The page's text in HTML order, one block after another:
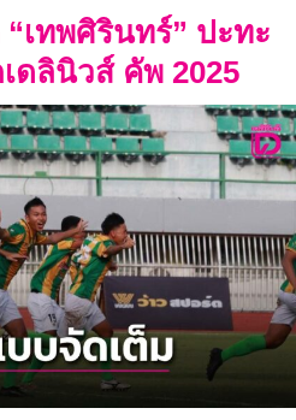
เทพศิรินทร์” ปะทะ
ดลินิวส์ คัพ 2025